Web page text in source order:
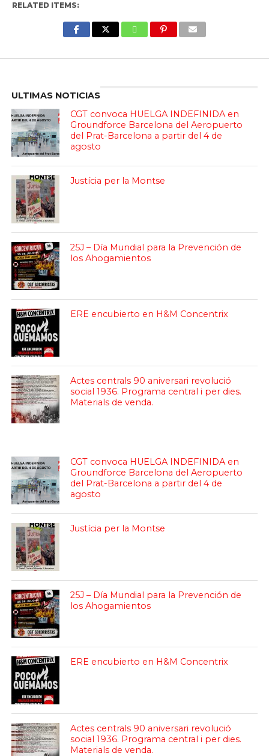
RELATED ITEMS:
ULTIMAS NOTICIAS
CGT convoca HUELGA INDEFINIDA en
Groundforce Barcelona del Aeropuerto
del Prat-Barcelona a partir del 4 de
agosto
Justícia per la Montse
25J – Día Mundial para la Prevención de
los Ahogamientos
ERE encubierto en H&M Concentrix
Actes centrals 90 aniversari revolució
social 1936. Programa central i per dies.
Materials de venda.
CGT convoca HUELGA INDEFINIDA en
Groundforce Barcelona del Aeropuerto
del Prat-Barcelona a partir del 4 de
agosto
Justícia per la Montse
25J – Día Mundial para la Prevención de
los Ahogamientos
ERE encubierto en H&M Concentrix
Actes centrals 90 aniversari revolució
social 1936. Programa central i per dies.
Materials de venda.